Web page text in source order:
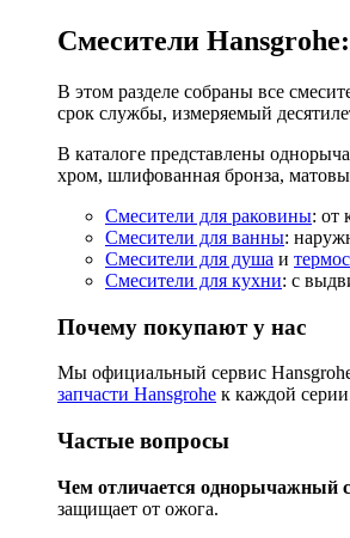
Смесители
В этом разделе собраны все
срок службы, измеряемый
В каталоге представлены
хром, шлифованная бронза,
Смесители для раковины: от
Смесители для ванны:
Смесители для душа и
Смесители для кухни: с
Почему покупают у нас
Мы официальный сервис
запчасти Hansgrohe к каждой
Частые вопросы
Чем отличается однорычажный
защищает от ожога.